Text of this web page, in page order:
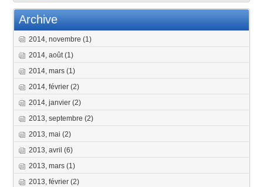
Archive
2014, novembre(1)
2014, août(1)
2014, mars(1)
2014, février(2)
2014, janvier(2)
2013, septembre(2)
2013, mai(2)
2013, avril(6)
2013, mars(1)
2013, février(2)